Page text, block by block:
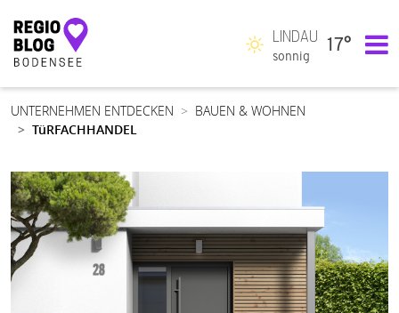
Hauptnavigation
LINDAU
sonnig
17°
UNTERNEHMEN ENTDECKEN
BAUEN & WOHNEN
TüRFACHHANDEL